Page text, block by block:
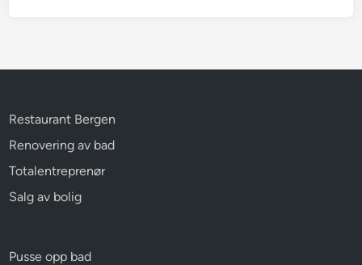
Restaurant Bergen
Renovering av bad
Totalentreprenør
Salg av bolig
Pusse opp bad